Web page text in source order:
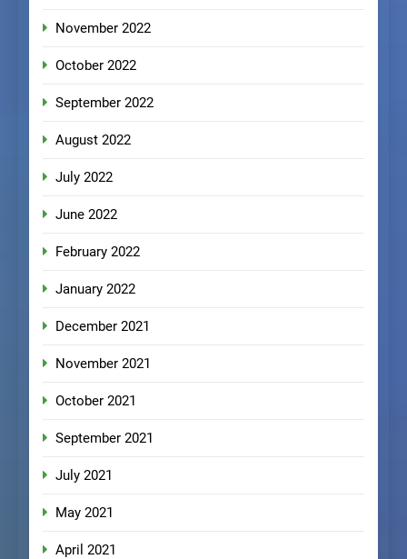
November 2022
October 2022
September 2022
August 2022
July 2022
June 2022
February 2022
January 2022
December 2021
November 2021
October 2021
September 2021
July 2021
May 2021
April 2021